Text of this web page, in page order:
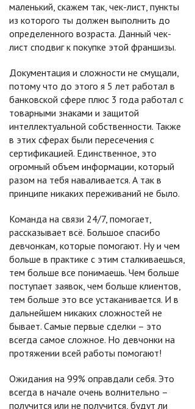
маленький, скажем так, чек-лист, пункты
из которого ты должен выполнить до
определенного возраста. Данный чек-
лист сподвиг к покупке этой франшизы.
Документация и сложности не смущали,
потому что до этого я 5 лет работал в
банковской сфере плюс 3 года работал с
товарными знаками и защитой
интеллектуальной собственности. Также
в этих сферах были пересечения с
сертификацией. Единственное, это
огромный объем информации, который
разом на тебя наваливается. А так в
принципе никаких переживаний не было.
Команда на связи 24/7, помогает,
рассказывает всё. Большое спасибо
девчонкам, которые помогают. Ну и чем
больше в практике с этим сталкиваешься,
тем больше все понимаешь. Чем больше
поступает заявок, чем больше клиентов,
тем больше это все устаканивается. И в
дальнейшем никаких сложностей не
бывает. Самые первые сделки – это
всегда самое сложное. Но девчонки на
протяжении всей работы помогают!
Ожидания на 99% оправдали себя. Это
всегда в начале очень волнительно –
получится или не получится, будут ли